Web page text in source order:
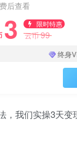
后查看
3 限时特惠
云币99
终身